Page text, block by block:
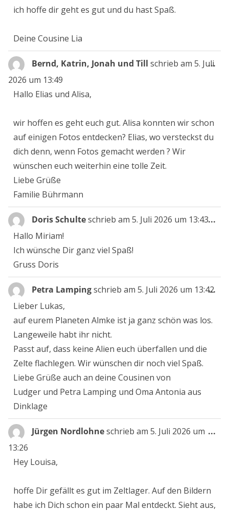
ich hoffe dir geht es gut und du hast Spaß.
Deine Cousine Lia
Bernd, Katrin, Jonah und Till schrieb am 5. Juli
2026 um 13:49
Hallo Elias und Alisa,
wir hoffen es geht euch gut. Alisa konnten wir schon
auf einigen Fotos entdecken? Elias, wo versteckst du
dich denn, wenn Fotos gemacht werden ? Wir
wünschen euch weiterhin eine tolle Zeit.
Liebe Grüße
Familie Bührmann
...
Doris Schulteschrieb am 5. Juli 2026 um 13:43
Hallo Miriam!
Ich wünsche Dir ganz viel Spaß!
Gruss Doris
...
Petra Lampingschrieb am 5. Juli 2026 um 13:42
Lieber Lukas,
auf eurem Planeten Almke ist ja ganz schön was los.
Langeweile habt ihr nicht.
Passt auf, dass keine Alien euch überfallen und die
Zelte flachlegen. Wir wünschen dir noch viel Spaß.
Liebe Grüße auch an deine Cousinen von
Ludger und Petra Lamping und Oma Antonia aus
Dinklage
...
Jürgen Nordlohneschrieb am 5. Juli 2026 um
13:26
Hey Louisa,
hoffe Dir gefällt es gut im Zeltlager. Auf den Bildern
habe ich Dich schon ein paar Mal entdeckt. Sieht aus,
...